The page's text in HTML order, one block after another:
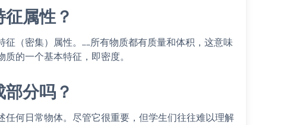
属性？
（密集）属性。……所有物质都有质量和体积，这意味
的一个基本特征，即密度。
分吗？
何日常物体。尽管它很重要，但学生们往往难以理解